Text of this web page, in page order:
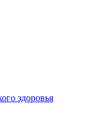
здоровья